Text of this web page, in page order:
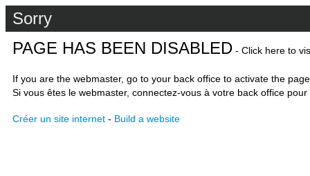
Sorry
PAGE HAS BEEN DISABLED - Click here to
If you are the webmaster, go to your back office to activate the
Si vous êtes le webmaster, connectez-vous à votre back office
Créer un site internet - Build a website